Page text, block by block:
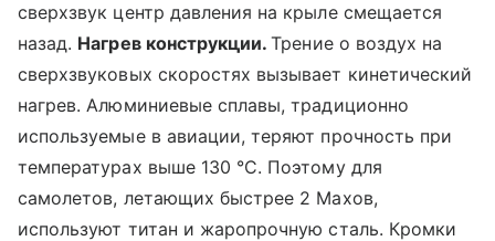
сверхзвук центр давления на крыле смещается
назад. Нагрев конструкции.Трение о воздух на
сверхзвуковых скоростях вызывает кинетический
нагрев. Алюминиевые сплавы, традиционно
используемые в авиации, теряют прочность при
температурах выше 130 °C. Поэтому для
самолетов, летающих быстрее 2 Махов,
используют титан и жаропрочную сталь. Кромки